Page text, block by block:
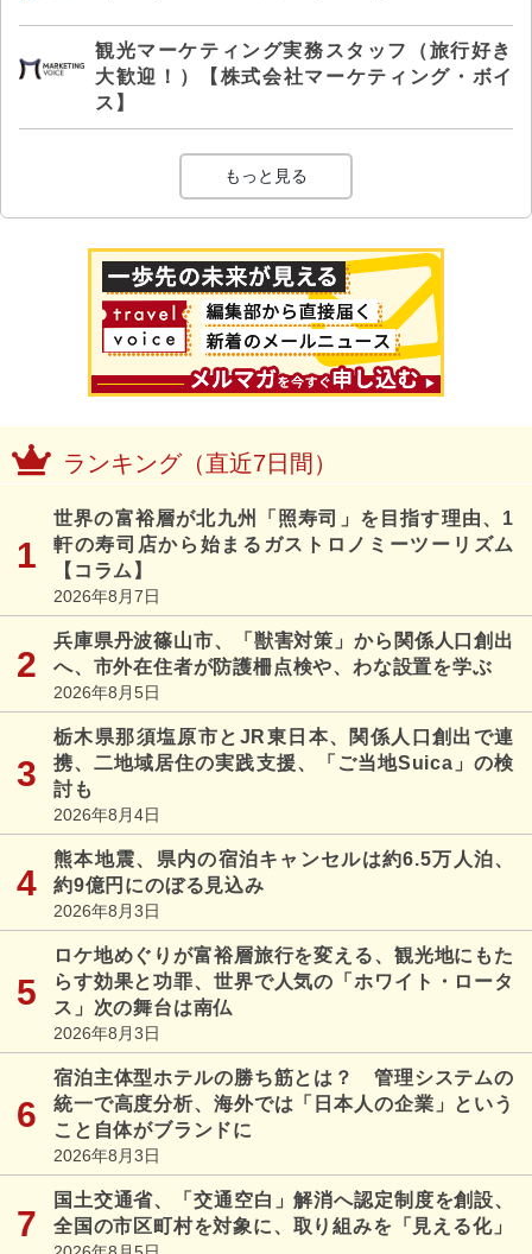
観光マーケティング実務スタッフ（旅行好き
大歓迎！）【株式会社マーケティング・ボイ
ス】
もっと見る
ランキング（直近7日間）
世界の富裕層が北九州「照寿司」を目指す理由、1
軒の寿司店から始まるガストロノミーツーリズム
【コラム】
2026年8月7日
兵庫県丹波篠山市、「獣害対策」から関係人口創出
へ、市外在住者が防護柵点検や、わな設置を学ぶ
2026年8月5日
栃木県那須塩原市とJR東日本、関係人口創出で連
携、二地域居住の実践支援、「ご当地Suica」の検
討も
2026年8月4日
熊本地震、県内の宿泊キャンセルは約6.5万人泊、
約9億円にのぼる見込み
2026年8月3日
ロケ地めぐりが富裕層旅行を変える、観光地にもた
らす効果と功罪、世界で人気の「ホワイト・ロータ
ス」次の舞台は南仏
2026年8月3日
宿泊主体型ホテルの勝ち筋とは？ 管理システムの
統一で高度分析、海外では「日本人の企業」という
こと自体がブランドに
2026年8月3日
国土交通省、「交通空白」解消へ認定制度を創設、
全国の市区町村を対象に、取り組みを「見える化」